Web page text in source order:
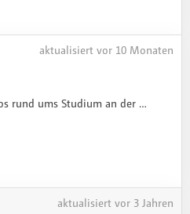
aktualisiert vor 10 Monaten
rund ums Studium an der …
aktualisiert vor 3 Jahren